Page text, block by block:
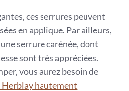
ces serrures peuvent
en applique. Par ailleurs,
serrure carénée, dont
sont très appréciées.
vous aurez besoin de
hautement